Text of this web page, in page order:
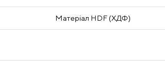
Матеріал HDF (ХДФ)